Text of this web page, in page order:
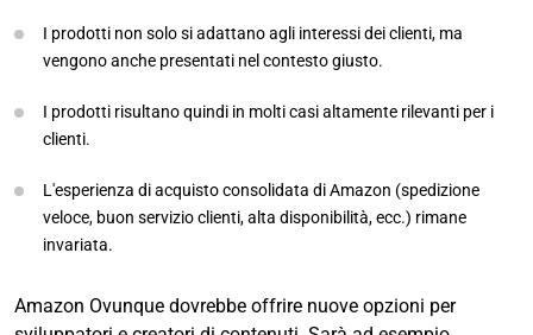
I prodotti non solo si adattano agli interessi dei clienti, ma
vengono anche presentati nel contesto giusto.
I prodotti risultano quindi in molti casi altamente rilevanti per i
clienti.
L'esperienza di acquisto consolidata di Amazon (spedizione
veloce, buon servizio clienti, alta disponibilità, ecc.) rimane
invariata.
Amazon Ovunque dovrebbe offrire nuove opzioni per